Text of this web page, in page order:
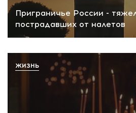
Приграничье России -
пострадавших от налетов
ЖИЗНЬ